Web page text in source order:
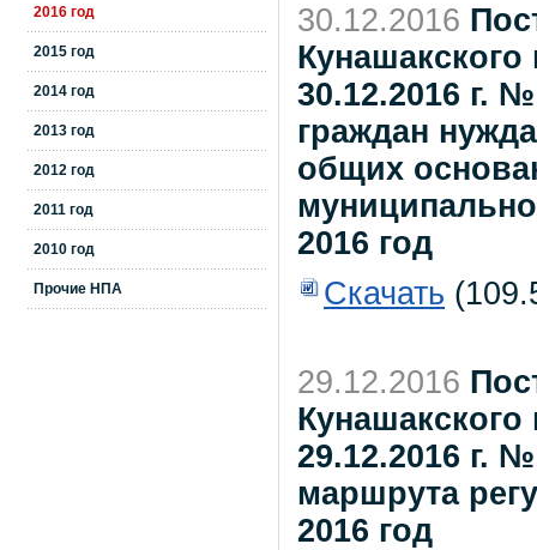
2016 год
2015 год
2014 год
2013 год
2012 год
2011 год
2010 год
Прочие НПА
30.12.2016
30.12.2016 г.
граждан
общих
2016 год
Скачать
29.12.2016
29.12.2016 г.
маршрута
2016 год